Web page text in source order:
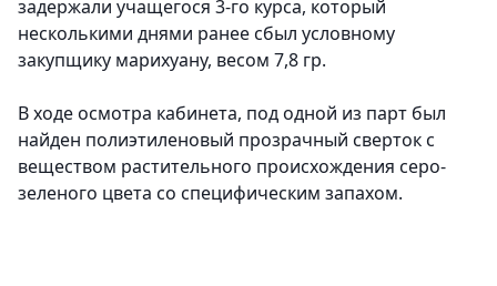
задержали учащегося 3-го курса, который
несколькими днями ранее сбыл условному
закупщику марихуану, весом 7,8 гр.
В ходе осмотра кабинета, под одной из парт был
найден полиэтиленовый прозрачный сверток с
веществом растительного происхождения серо-
зеленого цвета со специфическим запахом.